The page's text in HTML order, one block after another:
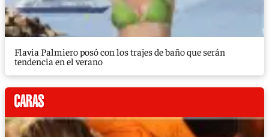
Flavia Palmiero posó con los trajes de baño que serán
tendencia en el verano